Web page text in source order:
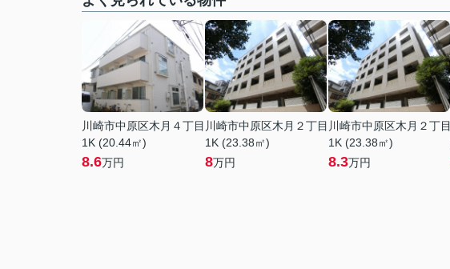
川崎市中原区木月４丁目
1K (20.44㎡)
8.6万円
川崎市中原区木月２丁目
1K (23.38㎡)
8万円
川崎市中原区木月２丁目
1K (23.38㎡)
8.3万円